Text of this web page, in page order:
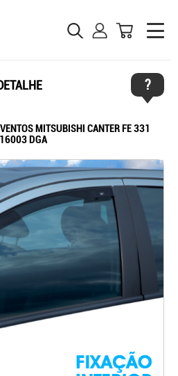
?
MITSUBISHI CANTER FE 331
16003 DGA